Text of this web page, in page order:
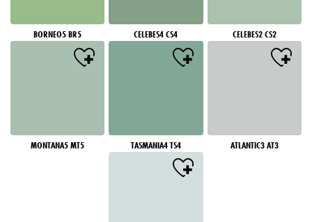
BORNEO5 BR5 CELEBES4 CS4 CELEBES2 CS2
MONTANA5 MT5 TASMANIA4 TS4 ATLANTIC3 AT3